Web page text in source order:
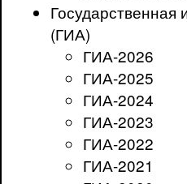
Государственная
(ГИА)
ГИА-2026
ГИА-2025
ГИА-2024
ГИА-2023
ГИА-2022
ГИА-2021